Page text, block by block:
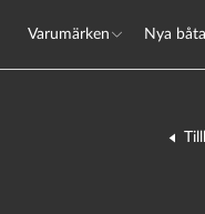
Varumärken Nya